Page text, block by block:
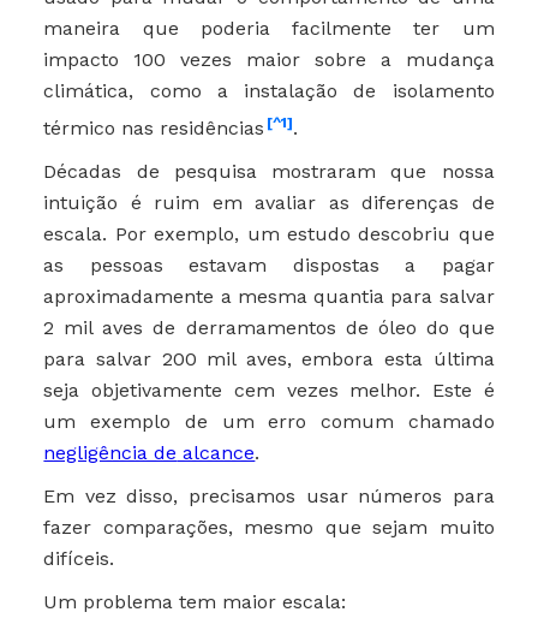
maneira que poderia facilmente ter um
impacto 100 vezes maior sobre a mudança
climática, como a instalação de isolamento
térmico nas residências [^1].
Décadas de pesquisa mostraram que nossa
intuição é ruim em avaliar as diferenças de
escala. Por exemplo, um estudo descobriu que
as pessoas estavam dispostas a pagar
aproximadamente a mesma quantia para salvar
2 mil aves de derramamentos de óleo do que
para salvar 200 mil aves, embora esta última
seja objetivamente cem vezes melhor. Este é
um exemplo de um erro comum chamado
negligência de alcance.
Em vez disso, precisamos usar números para
fazer comparações, mesmo que sejam muito
difíceis.
Um problema tem maior escala: